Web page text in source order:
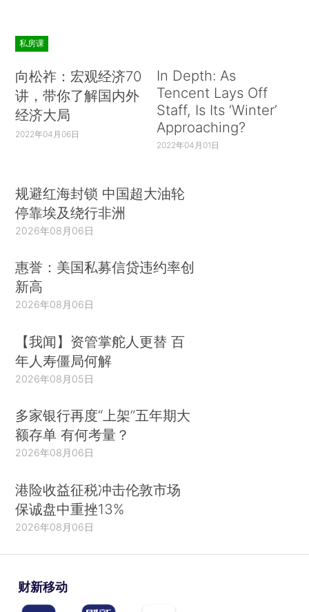
私房课
向松祚：宏观经济70
讲，带你了解国内外
经济大局
2022年04月06日
In Depth: As
Tencent Lays Off
Staff, Is Its ‘Winter’
Approaching?
2022年04月01日
规避红海封锁 中国超大油轮
停靠埃及绕行非洲
2026年08月06日
惠誉：美国私募信贷违约率创
新高
2026年08月06日
【我闻】资管掌舵人更替 百
年人寿僵局何解
2026年08月05日
多家银行再度“上架”五年期大
额存单 有何考量？
2026年08月06日
港险收益征税冲击伦敦市场
保诚盘中重挫13%
2026年08月06日
财新移动